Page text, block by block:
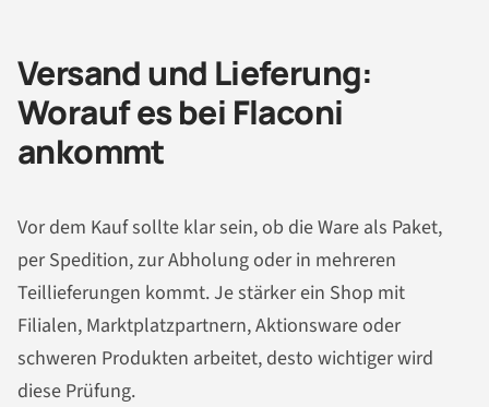
Versand und Lieferung:
Worauf es bei Flaconi
ankommt
Vor dem Kauf sollte klar sein, ob die Ware als Paket,
per Spedition, zur Abholung oder in mehreren
Teillieferungen kommt. Je stärker ein Shop mit
Filialen, Marktplatzpartnern, Aktionsware oder
schweren Produkten arbeitet, desto wichtiger wird
diese Prüfung.